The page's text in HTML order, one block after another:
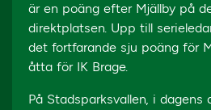
är en poäng efter Mjällby på
direktplatsen. Upp till
det fortfarande sju poäng för
åtta för IK Brage.
På Stadsparksvallen, i dagens